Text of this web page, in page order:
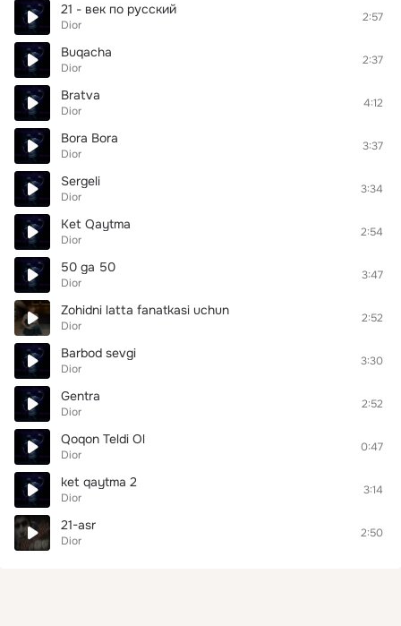
21 - век по русский
Dior
2:57
Buqacha
Dior
2:37
Bratva
Dior
4:12
Bora Bora
Dior
3:37
Sergeli
Dior
3:34
Ket Qaytma
Dior
2:54
50 ga 50
Dior
3:47
Zohidni latta fanatkasi uchun
Dior
2:52
Barbod sevgi
Dior
3:30
Gentra
Dior
2:52
Qoqon Teldi Ol
Dior
0:47
ket qaytma 2
Dior
3:14
21-asr
Dior
2:50